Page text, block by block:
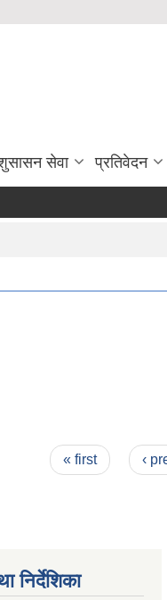
सेवा प्रतिवेदन
« first ‹
निर्देशिका